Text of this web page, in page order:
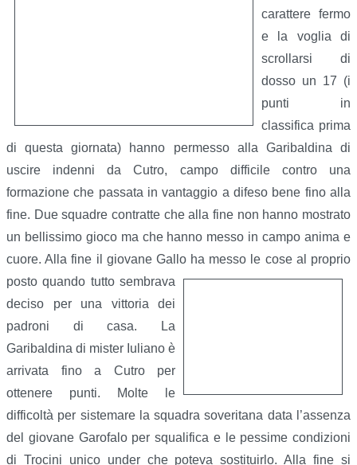
carattere fermo
e la voglia di
scrollarsi di
dosso un 17 (i
punti in
classifica prima
di questa giornata) hanno permesso alla Garibaldina di
uscire indenni da Cutro, campo difficile contro una
formazione che passata in vantaggio a difeso bene fino alla
fine. Due squadre contratte che alla fine non hanno mostrato
un bellissimo gioco ma che hanno messo in campo anima e
cuore. Alla fine il giovane Gallo ha messo le cose al proprio
posto quando tuttosembrava
deciso per una vittoria dei
padroni di casa. La
Garibaldina di mister Iuliano è
arrivata fino a Cutro per
ottenere punti. Molte le
difficoltà per sistemare la squadra soveritana data l’assenza
del giovane Garofalo per squalifica e le pessime condizioni
di Trocini unico under che poteva sostituirlo. Alla fine si